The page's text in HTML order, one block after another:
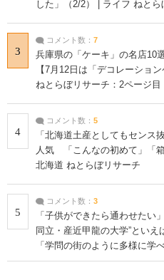
した」（2/2） | ライフ ねとら
3
コメント数： 7
兵庫県の「ケーキ」の名店10
【7月12日は「デコレーショ
ねとらぼリサーチ：2ページ目
4
コメント数： 5
「北海道土産としてもセンス
人気 「こんなの初めて」「
北海道 ねとらぼリサーチ
5
コメント数： 3
「子供ができたら通わせた
同立・産近甲龍の大学”とい
「学問の街のように多様に学
| 大学 ねとらぼリサーチ